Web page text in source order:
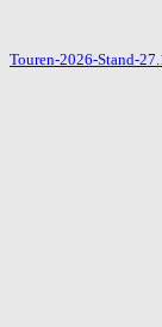
Touren-2026-Stand-